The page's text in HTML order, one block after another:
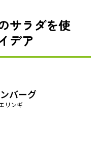
サラダを使
デア
バーグ
リンギ